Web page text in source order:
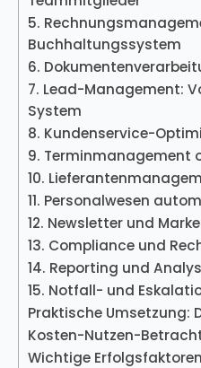
5.
Buchhaltungssystem
6.
7. Lead-Management:
System
8. Kundenservice-
9. Terminmanagement
10.
11. Personalwesen
12. Newsletter und
13. Compliance und
14. Reporting und
15. Notfall- und
Praktische Umsetzung:
Kosten-Nutzen-
Wichtige Erfolgsfaktoren